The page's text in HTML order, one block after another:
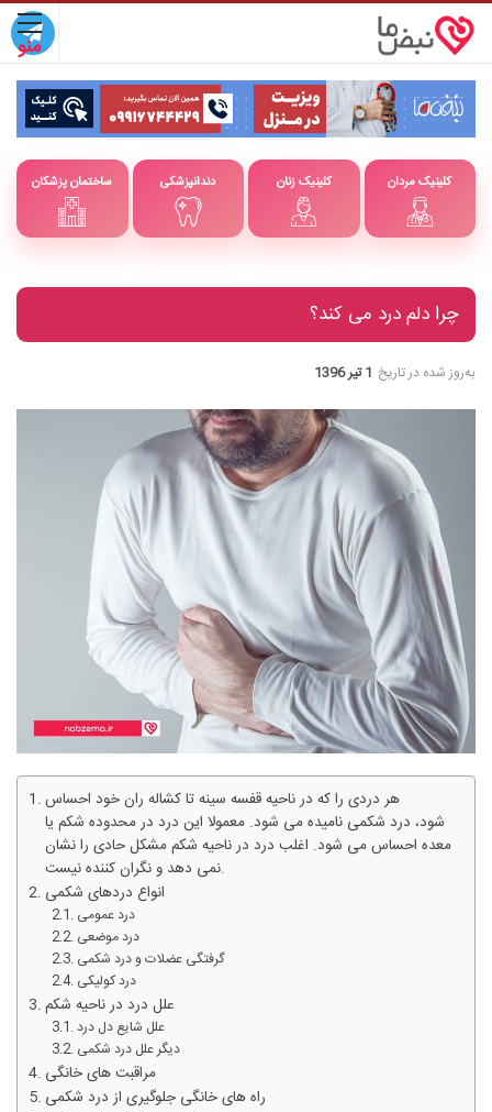
ساختمان پزشکان دندانپزشکی کلینیک زنان کلینیک مردان
چرا دلم درد می کند؟
به‌روز شده در تاریخ 1 تیر 1396
هر دردی را که در ناحیه قفسه سینه تا کشاله ران خود احساس
شود، درد شکمی نامیده می شود. معمولا این درد در محدوده شکم یا
معده احساس می شود. اغلب درد در ناحیه شکم مشکل حادی را نشان
نمی دهد و نگران کننده نیست.
انواع دردهای شکمی
درد عمومی
درد موضعی
گرفتگی عضلات و درد شکمی
درد کولیکی
علل درد در ناحیه شکم
علل شایع دل درد
دیگر علل درد شکمی
مراقبت های خانگی
راه های خانگی جلوگیری از درد شکمی